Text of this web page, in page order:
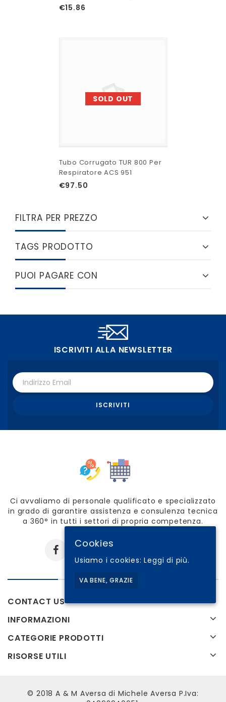
€15.86
SOLD OUT
Tubo Corrugato TUR 800 Per
Respiratore ACS 951
€97.50
FILTRA PER PREZZO
TAGS PRODOTTO
PUOI PAGARE CON
ISCRIVITI ALLA NEWSLETTER
Ci avvaliamo di personale qualificato e specializzato
in grado di garantire assistenza e consulenza tecnica
a 360° in tutti i settori di propria competenza.
CONTACT US
INFORMAZIONI
CATEGORIE PRODOTTI
RISORSE UTILI
© 2018 A & M Aversa di Michele Aversa P.Iva:
Cookies
Usiamo i cookies:Leggi di più.
VA BENE, GRAZIE